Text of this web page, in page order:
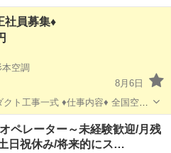
社員募集♦
空調
8月6日
事内容♦ 全国空調
作業。 アウトレット、ショッピ
関東全域、特に
他 ダクト
ペレーター～未経験歓迎/月残
日祝休み/将来的にス…